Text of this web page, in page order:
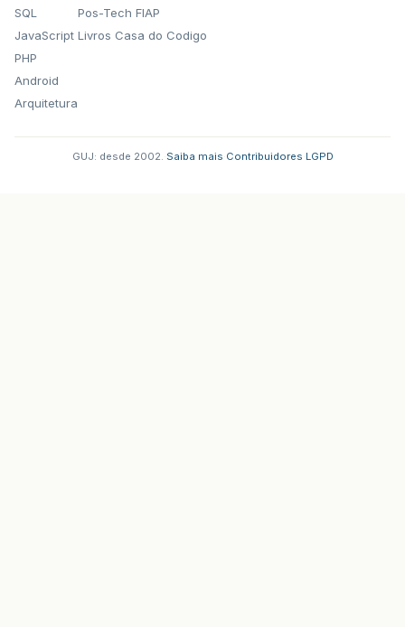
SQL
JavaScript
PHP
Android
Arquitetura
Pos-Tech FIAP
Livros Casa do Codigo
GUJ: desde 2002. Saiba mais Contribuidores LGPD